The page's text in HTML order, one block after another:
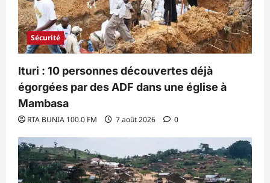
Sécurité
Ituri : 10 personnes découvertes déjà
égorgées par des ADF dans une église à
Mambasa
RTA BUNIA 100.0 FM 7 août 2026 0